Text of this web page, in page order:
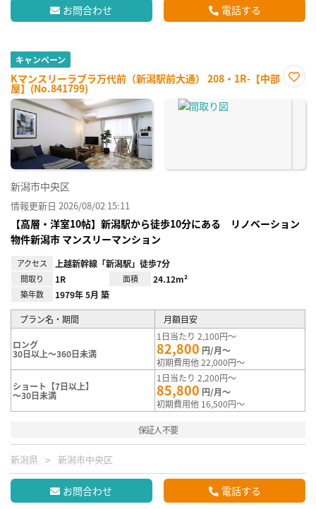
お問合わせ 電話する
キャンペーン
Kマンスリーラブラ万代前（新潟駅前大通） 208・1R-【中部
屋】(No.841799)
に入
新潟市中央区
情報更新日 2026/08/02 15:11
【高層・洋室10帖】新潟駅から徒歩10分にある リノベーション
物件新潟市 マンスリーマンション
アクセス 上越新幹線「新潟駅」徒歩7分
間取り 1R 面積 24.12m²
築年数 1979年 5月 築
プラン名・期間 月額目安
ロング
30日以上～360日未満
1日当たり 2,100円～
82,800 円/月～
初期費用他 22,000円～
ショート【7日以上】
～30日未満
1日当たり 2,200円～
85,800 円/月～
初期費用他 16,500円～
保証人不要
新潟県 新潟市中央区
お問合わせ 電話する